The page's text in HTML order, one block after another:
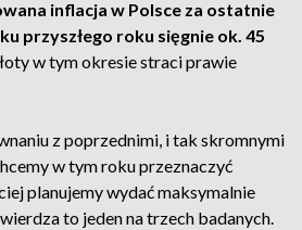
inflacja w Polsce za ostatnie
przyszłego roku sięgnie ok. 45
w tym okresie straci prawie
z poprzednimi, i tak skromnymi
w tym roku przeznaczyć
planujemy wydać maksymalnie
to jeden na trzech badanych.